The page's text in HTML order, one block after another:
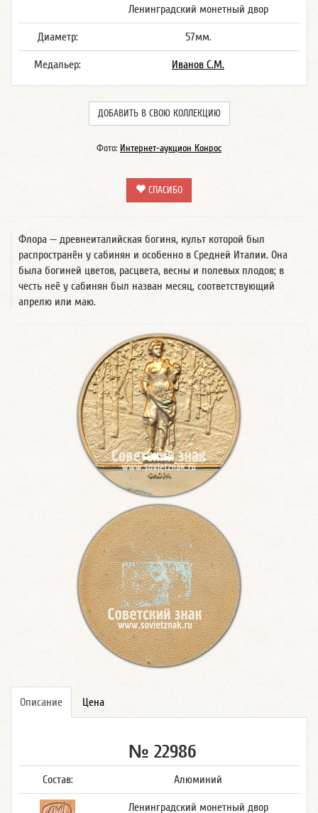
Ленинградский монетный двор
Диаметр: 57мм.
Медальер: Иванов С.М.
ДОБАВИТЬ В СВОЮ КОЛЛЕКЦИЮ
Фото: Интернет-аукцион Конрос
СПАСИБО
Флора — древнеиталийская богиня, культ которой был
распространён у сабинян и особенно в Средней Италии. Она
была богиней цветов, расцвета, весны и полевых плодов; в
честь неё у сабинян был назван месяц, соответствующий
апрелю или маю.
Описание Цена
№ 2298б
Состав: Алюминий
Ленинградский монетный двор